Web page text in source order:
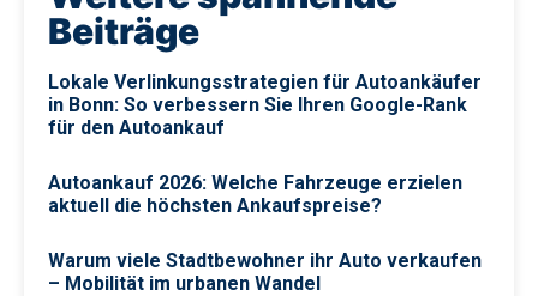
Beiträge
Lokale Verlinkungsstrategien für Autoankäufer
in Bonn: So verbessern Sie Ihren Google-Rank
für den Autoankauf
Autoankauf 2026: Welche Fahrzeuge erzielen
aktuell die höchsten Ankaufspreise?
Warum viele Stadtbewohner ihr Auto verkaufen
– Mobilität im urbanen Wandel